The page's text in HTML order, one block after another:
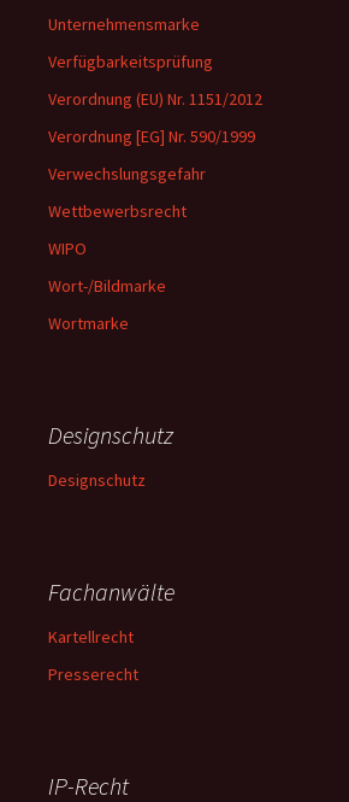
Unternehmensmarke
Verfügbarkeitsprüfung
Verordnung (EU) Nr. 1151/2012
Verordnung [EG] Nr. 590/1999
Verwechslungsgefahr
Wettbewerbsrecht
WIPO
Wort-/Bildmarke
Wortmarke
Designschutz
Designschutz
Fachanwälte
Kartellrecht
Presserecht
IP-Recht